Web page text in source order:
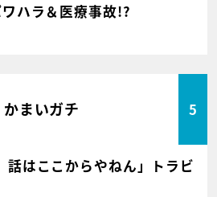
ハラ＆医療事故!?
かまいガチ 5
話はここからやねん」トラビ